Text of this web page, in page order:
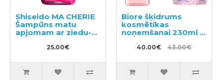
Shiseido MA CHERIE
Šampūns matu
apjomam ar ziedu-
augļu aromātu
25.00€
Biore šķidrums
kosmētikas
noņemšanai 230ml +
pildviela 210ml
40.00€ 43.00€